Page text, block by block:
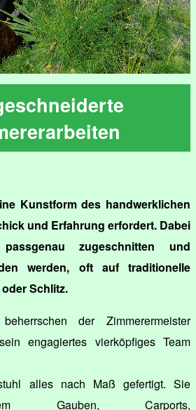
Kunstform des handwerklichen
und Erfahrung erfordert. Dabei
zugeschnitten und
werden, oft auf traditionelle
Schlitz.
der Zimmerermeister
engagiertes vierköpfiges Team
alles nach Maß gefertigt. Sie
Gauben, Carports,